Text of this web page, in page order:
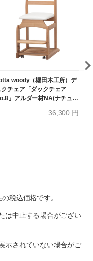
woody（堀田木工所）デ
クチェア「ダックチェア
」アルダー材NA(ナチュラ
36,300 円
税込価格です。
は中止する場合がござい
示されていない場合がご